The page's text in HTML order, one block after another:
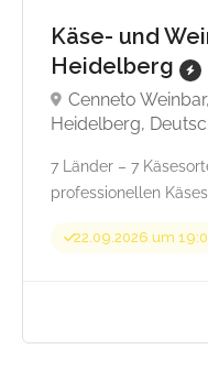
Käse- und
Heidelberg
Cenneto
Heidelberg,
7 Länder – 7
professionellen
22.09.2026 um